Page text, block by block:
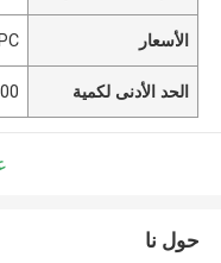
الأسعار
الحد الأدنى لكمية
حول نا